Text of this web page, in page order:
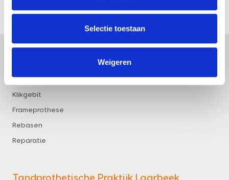
Selectie toestaan
Weigeren
Gebitsprothese
Klikgebit
Frameprothese
Rebasen
Reparatie
Tandprothetische Praktijk Laarbeek